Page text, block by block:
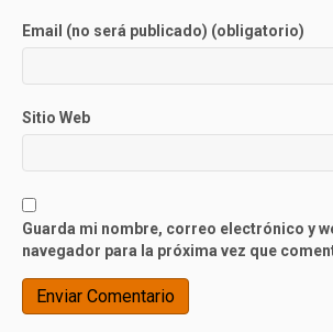
Email (no será publicado) (obligatorio)
Sitio Web
Guarda mi nombre, correo electrónico y
navegador para la próxima vez que